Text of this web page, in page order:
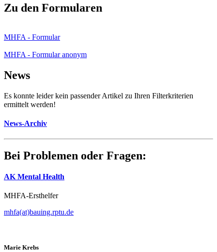
Zu den Formularen
MHFA - Formular
MHFA - Formular anonym
News
Es konnte leider kein passender Artikel zu Ihren Filterkriterien
ermittelt werden!
News-Archiv
Bei Problemen oder Fragen:
AK Mental Health
MHFA-Ersthelfer
mhfa(at)bauing.rptu.de
Marie Krebs